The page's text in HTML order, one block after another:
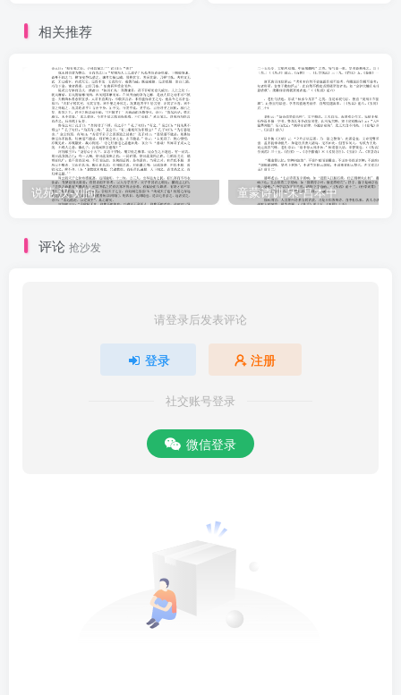
暴自弃之人矣。此人之过，其初甚小，其后乃大。人之救之，其初则
易，其后则难，亦其势然也。「物有本末，事有终始，知所先后，则
近道矣。」于其端绪知之不至，悉精毕力求多于末，沟浍皆盈，涸可
立待。要之其终，本末俱失。夫子曰：「知之为知之，不知为不知，
是知也。」后世耻一物不能尽知也。稷之不能审于八音，夔之不能详
于五种，可以理揆。夫子之圣，自以少贱而多能，然稼不如老农，圃
不如老圃。虽其老于论道，亦曰学而不厌，启助之益需于后学。伏羲
尧，而尧、舜之智不如周公，古之圣贤更续缉熙之际尚可考也。学未
人言语极难。非心通意解，往往多不得其实。前辈多戒门人无妄录其
语言，为其不能通解，乃自以己意听之，必失其实也。…且如存诚持
敬，二语自不同，岂可合说？「存诚」字于古有考，「持敬」字乃后
人也寡欲，虽有不存焉者寡矣。其为人也多欲，虽有存焉者寡矣。」
藉外说以为主，天之所与我者反为客。主客倒置，迷而不反，惑而不
自为支离之说以自萦缠，穷年卒岁靡所底丽，岂不重可怜哉？使生在
治古盛时，蒙被先圣王之泽，必无此病。惟其生于后世，学绝道丧，
相关推荐
说苑-汉-刘向 童蒙诗训-宋-吕本中
评论 抢沙发
请登录后发表评论
登录 注册
社交账号登录
微信登录